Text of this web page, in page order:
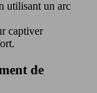
utilisant un arc
captiver
de